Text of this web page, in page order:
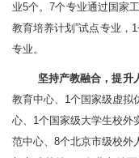
业5个。7个专业通过国家
教育培养计划”试点专业，
专业。
坚持产教融合，提升
教育中心、1个国家级虚拟
心、1个国家级大学生校外
范中心、8个北京市级校外